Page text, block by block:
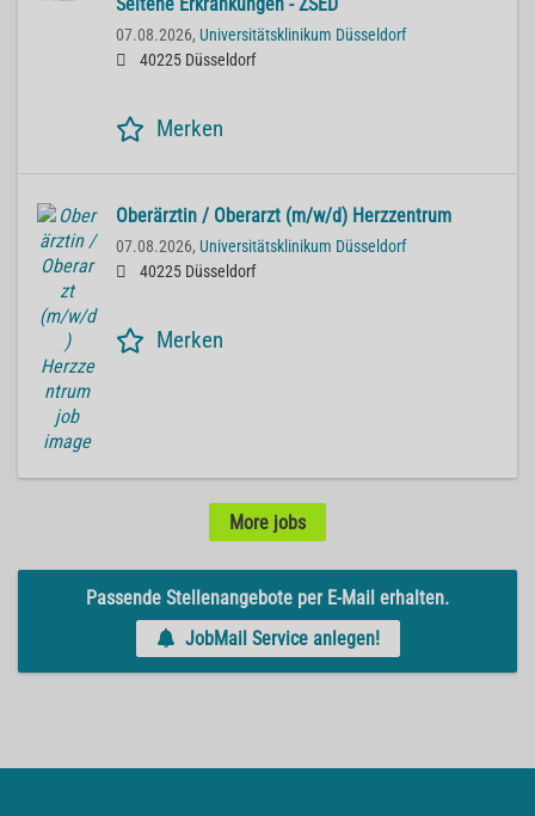
Seltene Erkrankungen - ZSED
07.08.2026, Universitätsklinikum Düsseldorf
40225 Düsseldorf
Merken
Oberärztin / Oberarzt (m/w/d) Herzzentrum
07.08.2026, Universitätsklinikum Düsseldorf
40225 Düsseldorf
Merken
More jobs
Passende Stellenangebote per E-Mail erhalten.
JobMail Service anlegen!